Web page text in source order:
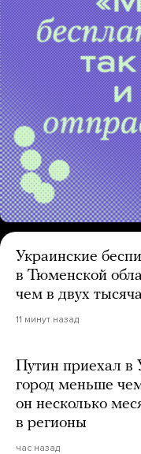
Украинские
в Тюменской
чем в двух
11 минут назад
Путин приехал в
город меньше
он несколько
в регионы
час назад